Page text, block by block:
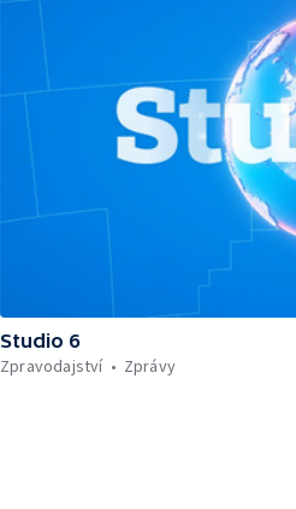
Studio 6
Zpravodajství
Zprávy